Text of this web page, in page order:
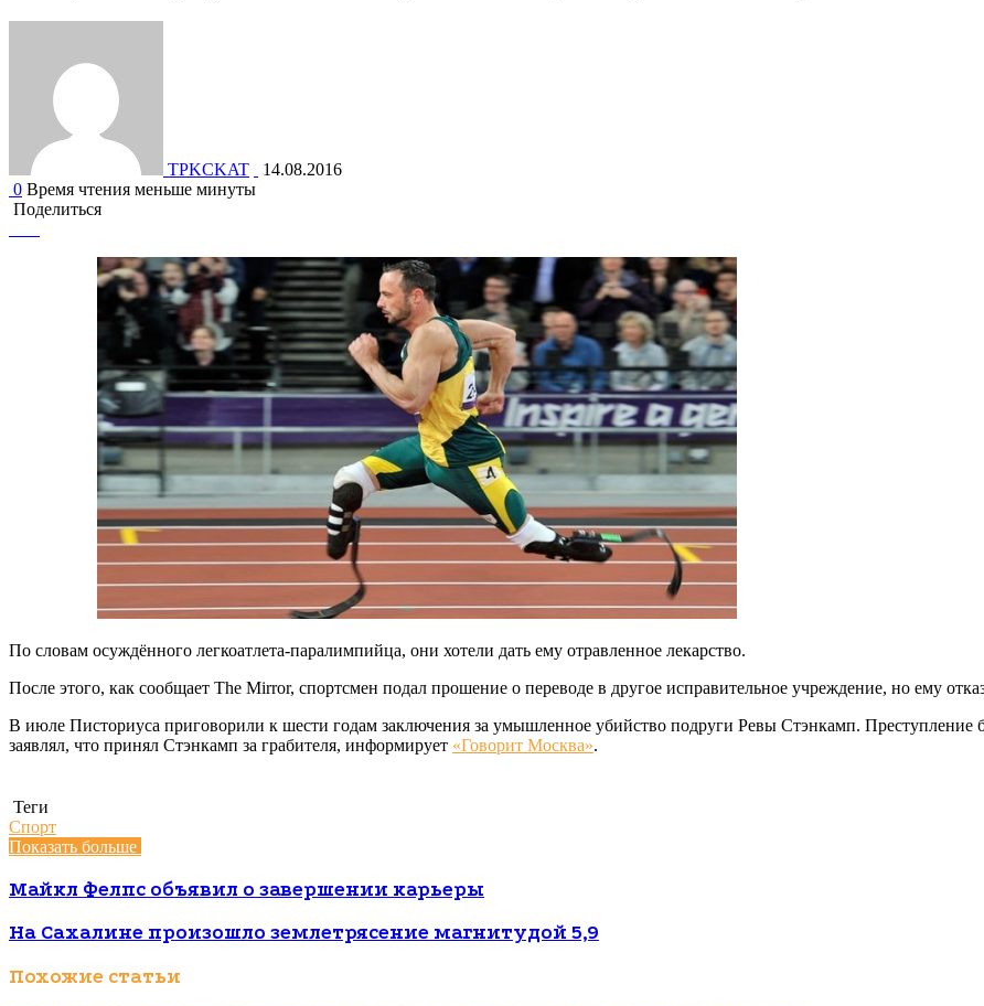
TPKCKAT
14.08.2016
0 Время чтения меньше минуты
Поделиться
электронную
По словам осуждённого легкоатлета-паралимпийца, они хотели дать ему отравленное лекарство.
После этого, как сообщает The Mirror, спортсмен подал прошение о переводе в другое исправительное учреждение, но ему
В июле Писториуса приговорили к шести годам заключения за умышленное убийство подруги Ревы Стэнкамп. Преступление
заявлял, что принял Стэнкамп за грабителя, информирует «Говорит Москва».
Теги
Спорт
Показать больше
Майкл Фелпс объявил о завершении карьеры
На Сахалине произошло землетрясение магнитудой 5,9
Похожие статьи